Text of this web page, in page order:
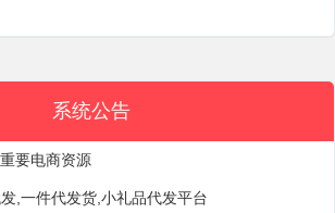
系统公告
要电商资源
,一件代发货,小礼品代发平台